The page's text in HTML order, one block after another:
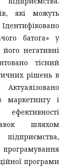
які можуть
батога» у
негативні
тісний
рішень в
маркетингу і
шляхом
програми